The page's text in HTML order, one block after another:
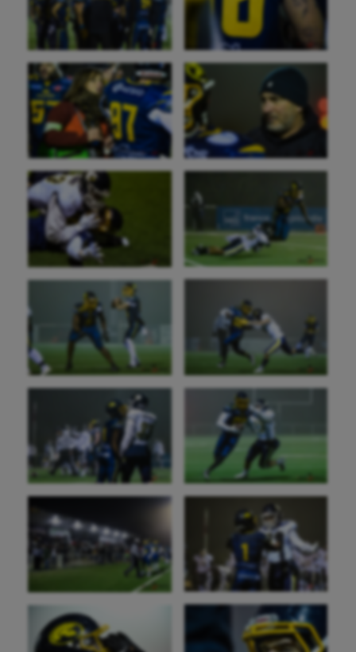
Cheerleading
Course à pied
Crossfit
Cyclisme
Danse
Equitation
Escalade
Escrime
Fitness
Flag football
Football américain
Futsal
Golf
Gymnastique
Gymnastique rythmique
Haltérophilie
Handisport
Hippisme
Jeux Olympiques et Paralympiques
Kayak-polo
Korfbal